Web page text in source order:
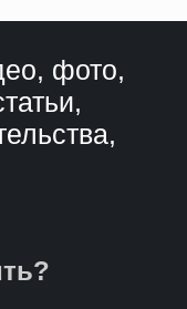
фото,